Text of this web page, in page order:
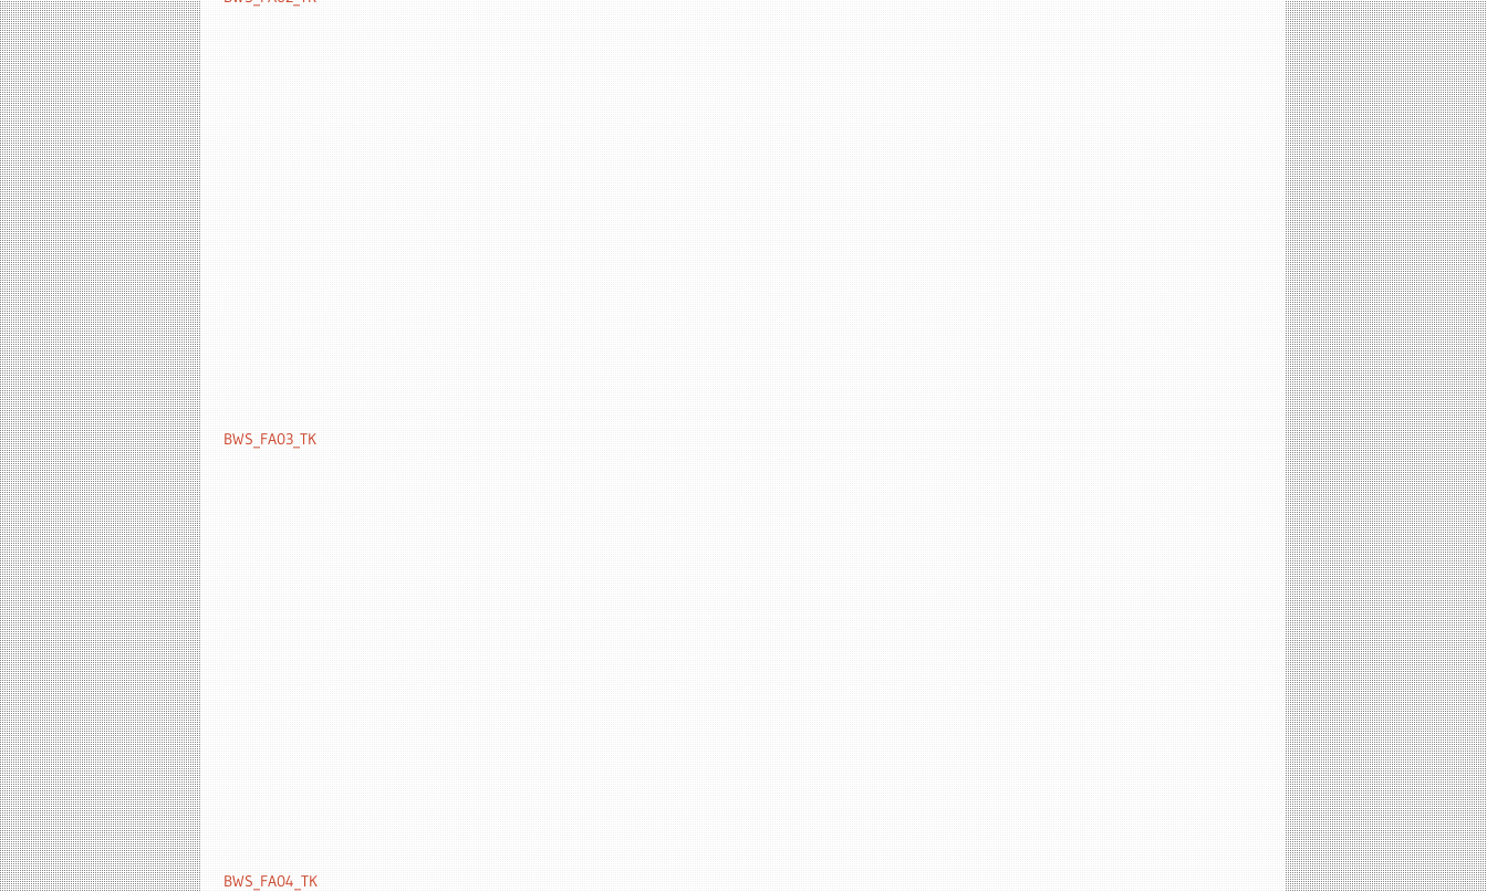
BWS_FA03_TK
BWS_FA04_TK